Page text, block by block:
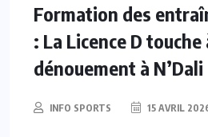
Formation des
: La Licence D touche
dénouement à N’Dali
INFO SPORTS 15 AVRIL